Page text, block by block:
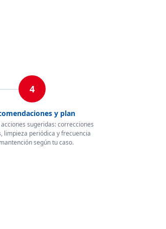
4
y plan
sugeridas: correcciones
limpieza periódica y frecuencia
según tu caso.